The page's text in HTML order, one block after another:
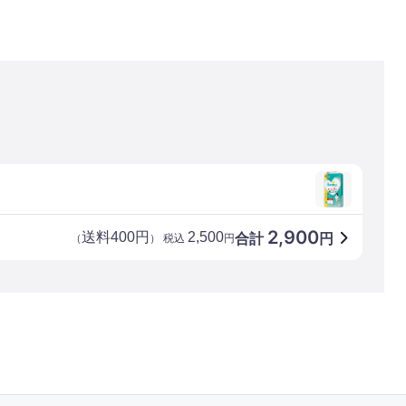
合計 2,900円
（送料400円 ） 税込 2,500円